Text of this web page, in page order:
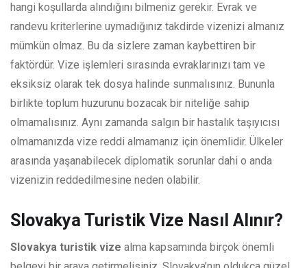
hangi koşullarda alındığını bilmeniz gerekir. Evrak ve
randevu kriterlerine uymadığınız takdirde vizenizi almanız
mümkün olmaz. Bu da sizlere zaman kaybettiren bir
faktördür. Vize işlemleri sırasında evraklarınızı tam ve
eksiksiz olarak tek dosya halinde sunmalısınız. Bununla
birlikte toplum huzurunu bozacak bir niteliğe sahip
olmamalısınız. Aynı zamanda salgın bir hastalık taşıyıcısı
olmamanızda vize reddi almamanız için önemlidir. Ülkeler
arasında yaşanabilecek diplomatik sorunlar dahi o anda
vizenizin reddedilmesine neden olabilir.
Slovakya Turistik Vize Nasıl Alınır?
Slovakya turistik vize alma kapsamında birçok önemli